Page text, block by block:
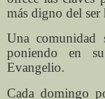
más digno del ser
Una comunidad
poniendo en
Evangelio.
Cada domingo